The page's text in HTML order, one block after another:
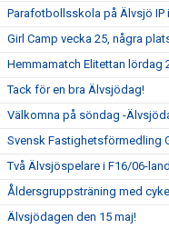
Parafotbollsskola på Älvsjö IP
Girl Camp vecka 25, några
Hemmamatch Elitettan lördag
Tack för en bra Älvsjödag!
Välkomna på söndag -
Svensk Fastighetsförmedling
Två Älvsjöspelare i F16/06-
Åldersgruppsträning med
Älvsjödagen den 15 maj!